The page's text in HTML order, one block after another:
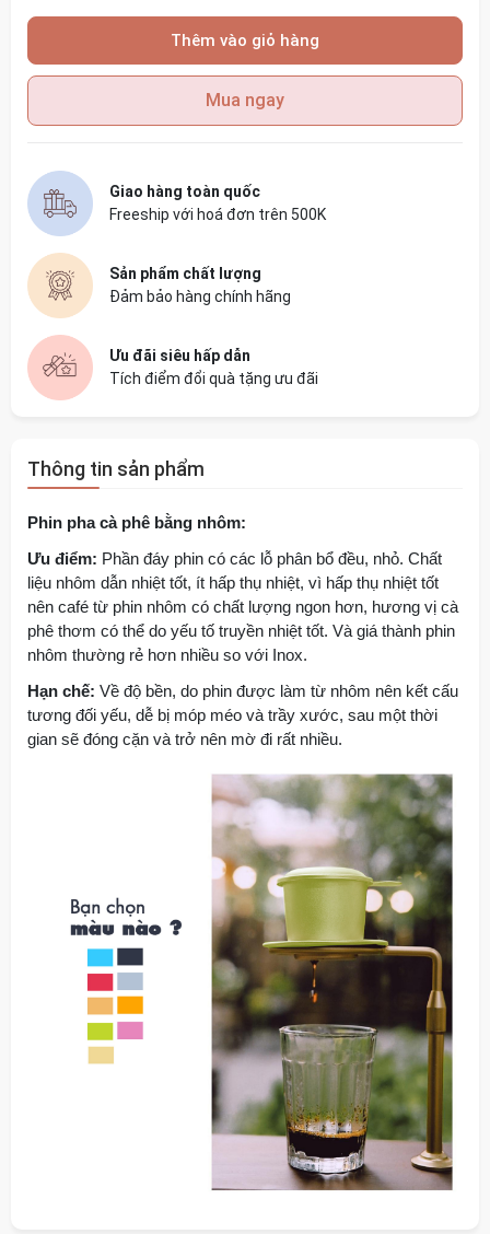
Thêm vào giỏ hàng
Mua ngay
Giao hàng toàn quốc
Freeship với hoá đơn trên 500K
Sản phẩm chất lượng
Đảm bảo hàng chính hãng
Ưu đãi siêu hấp dẫn
Tích điểm đổi quà tặng ưu đãi
Thông tin sản phẩm
Phin pha cà phê bằng nhôm:
Ưu điểm: Phần đáy phin có các lỗ phân bổ đều, nhỏ. Chất
liệu nhôm dẫn nhiệt tốt, ít hấp thụ nhiệt, vì hấp thụ nhiệt tốt
nên café từ phin nhôm có chất lượng ngon hơn, hương vị cà
phê thơm có thể do yếu tố truyền nhiệt tốt. Và giá thành phin
nhôm thường rẻ hơn nhiều so với Inox.
Hạn chế: Về độ bền, do phin được làm từ nhôm nên kết cấu
tương đối yếu, dễ bị móp méo và trầy xước, sau một thời
gian sẽ đóng cặn và trở nên mờ đi rất nhiều.